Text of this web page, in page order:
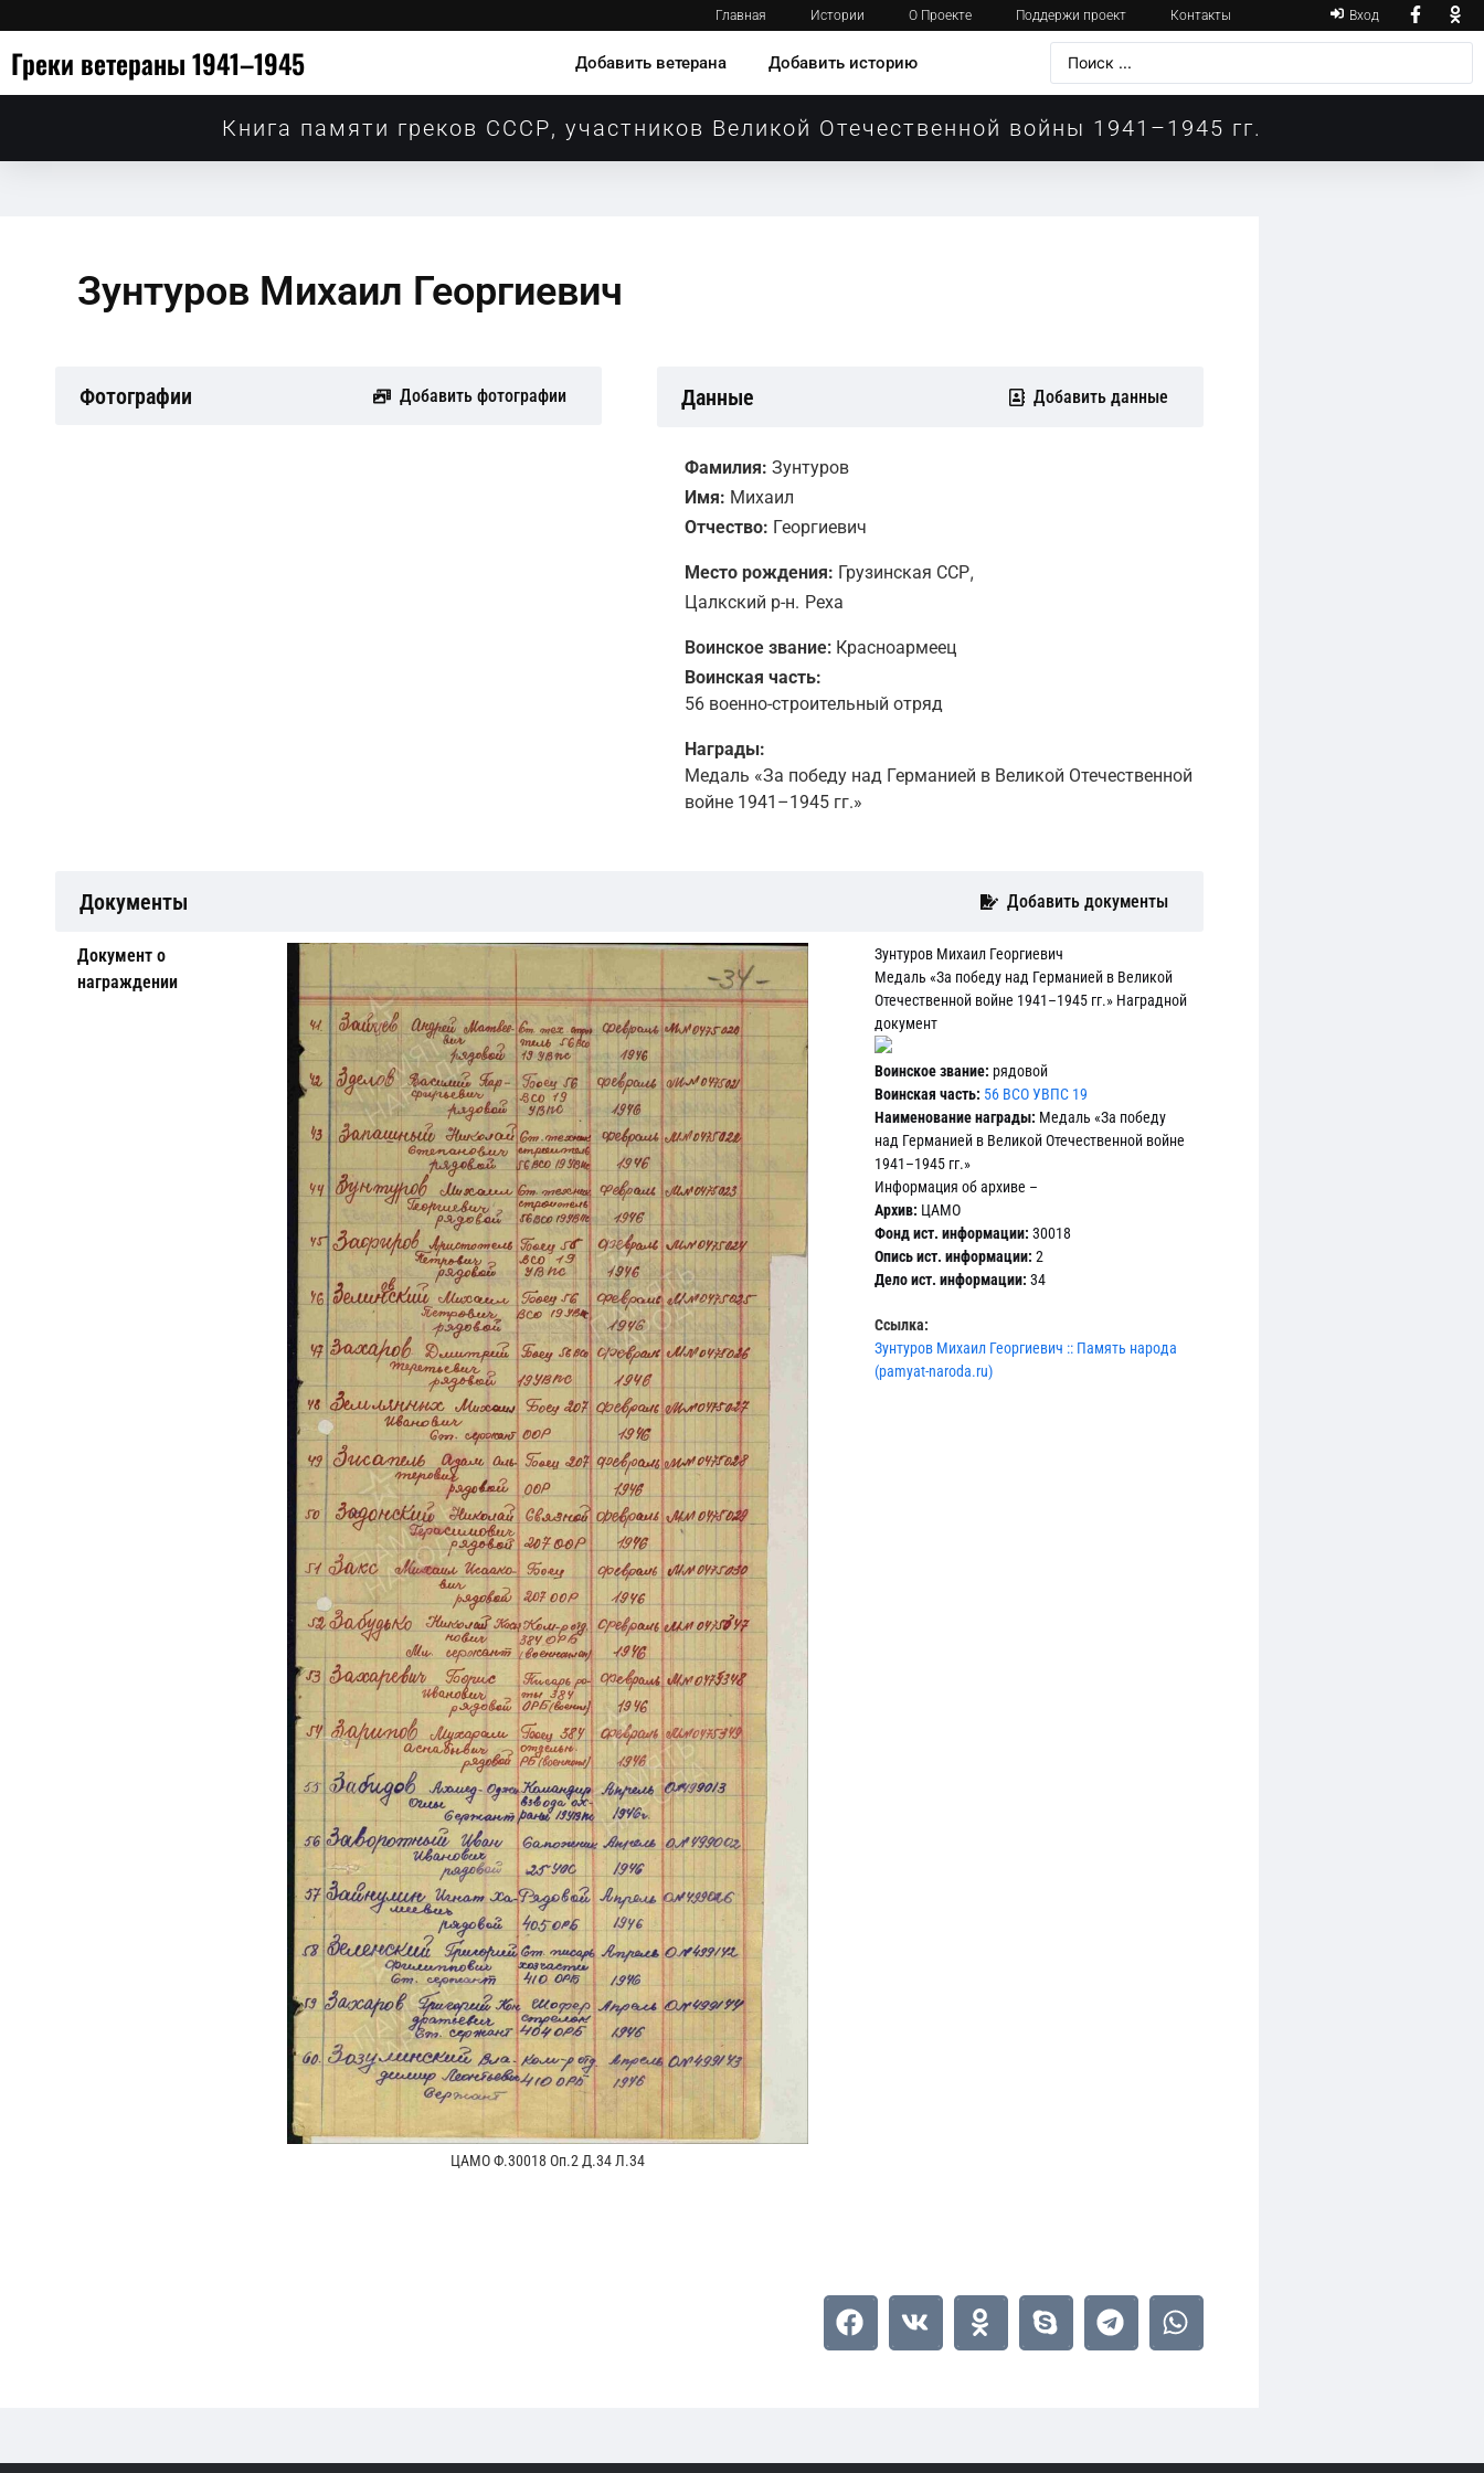
Главная Истории О Проекте Поддержи проект Контакты Вход
Греки ветераны 1941–1945 Добавить ветерана Добавить историю
Книга памяти греков СССР, участников Великой Отечественной войны 1941–1945 гг.
Зунтуров Михаил Георгиевич
Фотографии Добавить фотографии Данные Добавить данные
Фамилия: Зунтуров
Имя: Михаил
Отчество: Георгиевич
Место рождения: Грузинская ССР,
Цалкский р-н. Реха
Воинское звание: Красноармеец
Воинская часть:
56 военно-строительный отряд
Награды:
Медаль «За победу над Германией в Великой Отечественной
войне 1941–1945 гг.»
Документы Добавить документы
Документ о
награждении
ЦАМО Ф.30018 Оп.2 Д.34 Л.34
Зунтуров Михаил Георгиевич
Медаль «За победу над Германией в Великой
Отечественной войне 1941–1945 гг.» Наградной
документ
Воинское звание: рядовой
Воинская часть: 56 ВСО УВПС 19
Наименование награды: Медаль «За победу
над Германией в Великой Отечественной войне
1941–1945 гг.»
Информация об архиве –
Архив: ЦАМО
Фонд ист. информации: 30018
Опись ист. информации: 2
Дело ист. информации: 34
Ссылка:
Зунтуров Михаил Георгиевич :: Память народа
(pamyat-naroda.ru)